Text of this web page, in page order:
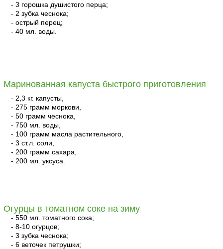
- 3 горошка душистого перца;
- 2 зубка чеснока;
- острый перец;
- 40 мл. воды.
Маринованная капуста быстрого приготовления
- 2,3 кг. капусты,
- 275 грамм моркови,
- 50 грамм чеснока,
- 750 мл. воды,
- 100 грамм масла растительного,
- 3 ст.л. соли,
- 200 грамм сахара,
- 200 мл. уксуса.
Огурцы в томатном соке на зиму
- 550 мл. томатного сока;
- 8-10 огурцов;
- 3 зубка чеснока;
- 6 веточек петрушки;